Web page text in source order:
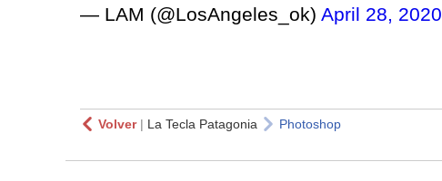
— LAM (@LosAngeles_ok) April 28, 2020
Volver| La Tecla Patagonia Photoshop